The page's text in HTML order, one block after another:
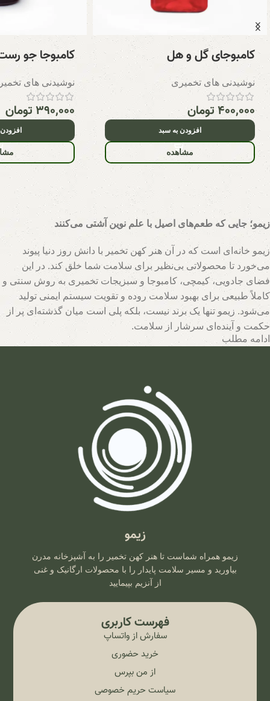
کامبوجای گل و هل
نوشیدنی های تخمیری
۴۰۰,۰۰۰تومان
افزودن به سبد
مشاهده
کامبوجا جو
نوشیدنی های
۳۹۰,۰۰۰تومان
زیمو؛ جایی که طعم‌های اصیل با علم نوین آشتی می‌کنند
زیمو خانه‌ای است که در آن هنر کهن تخمیر با دانش روز دنیا پیوند
می‌خورد تا محصولاتی بی‌نظیر برای سلامت شما خلق کند. در این
فضای جادویی، کیمچی، کامبوجا و سبزیجات تخمیری به روش سنتی و
کاملاً طبیعی برای بهبود سلامت روده و تقویت سیستم ایمنی تولید
می‌شود. زیمو تنها یک برند نیست، بلکه پلی است میان گذشته‌ای پر از
حکمت و آینده‌ای سرشار از سلامت.
می‌کند. اینجا جایی است که هر قطره سرکه سیب، هر برگ سبزی
تخمیری و هر جرعه نوشیدنی پروبیوتیک، داستانی از عشق به طبیعت و
علاقه به سلامت انسان روایت می‌کند. با زیمو، شما نه تنها محصولی
خریداری می‌کنید، بلکه سبک زندگی‌ای طبیعی و پایدار را انتخاب
می‌کنید که ریشه در فرهنگ اصیل و شاخه در آسمان علم امروز دارد.
ادامه مطلب
زیمو
زیمو همراه شماست تا هنر کهن تخمیر را به آشپزخانه مدرن
بیاورید و مسیر سلامت پایدار را با محصولات ارگانیک و غنی
از آنزیم بپیمایید
فهرست کاربری
سفارش از واتساپ
خرید حضوری
از من بپرس
سیاست حریم خصوصی